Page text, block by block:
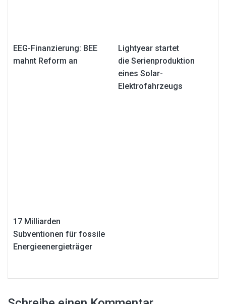
EEG-Finanzierung: BEE
mahnt Reform an
Lightyear startet
die Serienproduktion
eines Solar-
Elektrofahrzeugs
17 Milliarden
Subventionen für fossile
Energieenergieträger